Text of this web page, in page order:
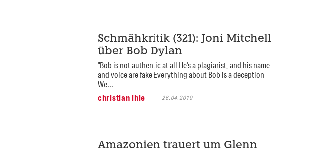
Schmähkritik (321): Joni Mitchell
über Bob Dylan
"Bob is not authentic at all He's a plagiarist, and his name
and voice are fake Everything about Bob is a deception
We...
christian ihle
26.04.2010
Amazonien trauert um Glenn